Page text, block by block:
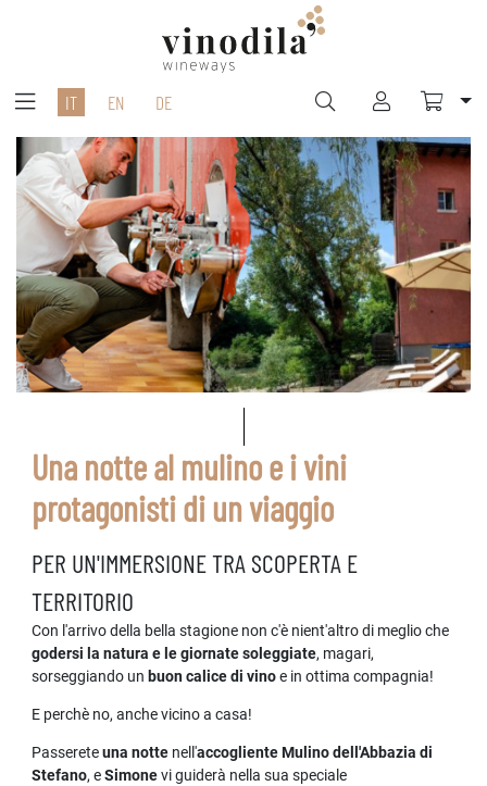
IT EN DE
Una notte al mulino e i vini
protagonisti di un viaggio
PER UN'IMMERSIONE TRA SCOPERTA E
TERRITORIO
Con l'arrivo della bella stagione non c'è nient'altro di meglio che
godersi la natura e le giornate soleggiate, magari,
sorseggiando un buon calice di vinoe in ottima compagnia!
E perchè no, anche vicino a casa!
Passereteuna notte nell'accogliente Mulino dell'Abbazia di
Stefano, eSimonevi guiderà nella sua speciale